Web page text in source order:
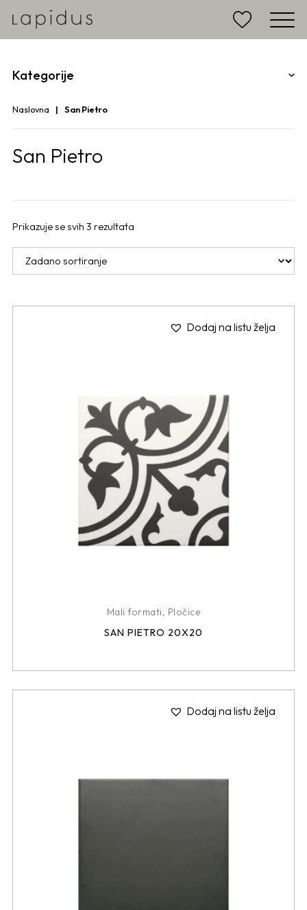
Kategorije
Naslovna San Pietro
San Pietro
Prikazuje se svih 3 rezultata
Dodaj na listu želja
Mali formati, Pločice
SAN PIETRO 20X20
Dodaj na listu želja